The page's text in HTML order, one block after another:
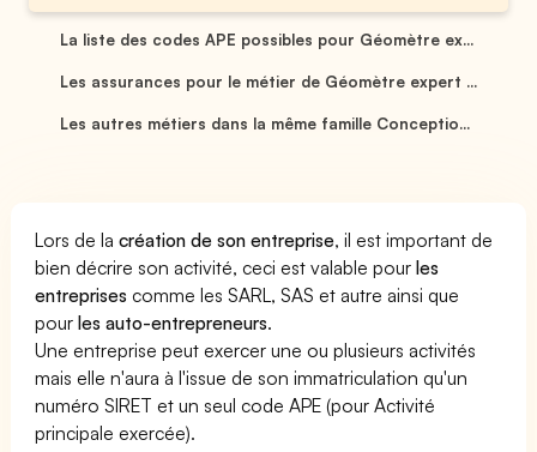
La liste des codes APE possibles pour Géomètre ex...
Les assurances pour le métier de Géomètre expert ...
Les autres métiers dans la même famille Conceptio...
Lors de lacréation de son entreprise, il est important de
bien décrire son activité, ceci est valable pourles
entreprises comme les SARL, SAS et autre ainsi que
pourles auto-entrepreneurs.
Une entreprise peut exercer une ou plusieurs activités
mais elle n'aura à l'issue de son immatriculation qu'un
numéro SIRET et un seul code APE (pour Activité
principale exercée).